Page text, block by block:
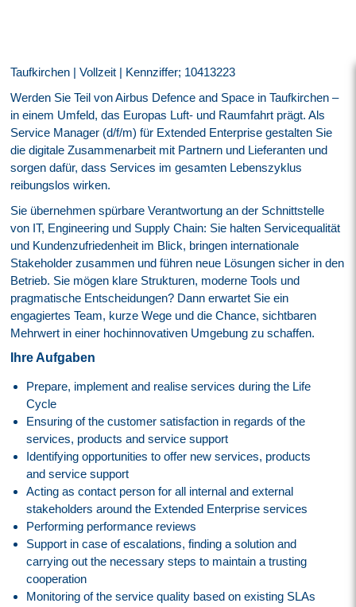
Taufkirchen | Vollzeit | Kennziffer; 10413223
Werden Sie Teil von Airbus Defence and Space in Taufkirchen –
in einem Umfeld, das Europas Luft- und Raumfahrt prägt. Als
Service Manager (d/f/m) für Extended Enterprise gestalten Sie
die digitale Zusammenarbeit mit Partnern und Lieferanten und
sorgen dafür, dass Services im gesamten Lebenszyklus
reibungslos wirken.
Sie übernehmen spürbare Verantwortung an der Schnittstelle
von IT, Engineering und Supply Chain: Sie halten Servicequalität
und Kundenzufriedenheit im Blick, bringen internationale
Stakeholder zusammen und führen neue Lösungen sicher in den
Betrieb. Sie mögen klare Strukturen, moderne Tools und
pragmatische Entscheidungen? Dann erwartet Sie ein
engagiertes Team, kurze Wege und die Chance, sichtbaren
Mehrwert in einer hochinnovativen Umgebung zu schaffen.
Ihre Aufgaben
Prepare, implement and realise services during the Life
Cycle
Ensuring of the customer satisfaction in regards of the
services, products and service support
Identifying opportunities to offer new services, products
and service support
Acting as contact person for all internal and external
stakeholders around the Extended Enterprise services
Performing performance reviews
Support in case of escalations, finding a solution and
carrying out the necessary steps to maintain a trusting
cooperation
Monitoring of the service quality based on existing SLAs